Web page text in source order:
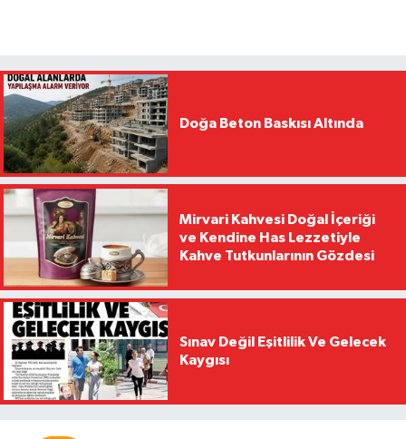
Doğa Beton Baskısı Altında
Mirvari Kahvesi Doğal İçeriği
ve Kendine Has Lezzetiyle
Kahve Tutkunlarının Gözdesi
Sınav Değil Eşitlilik Ve Gelecek
Kaygısı